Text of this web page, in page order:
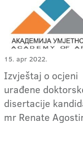
15. apr 2022.
Izvještaj o ocjeni
urađene
disertacije
mr Renate